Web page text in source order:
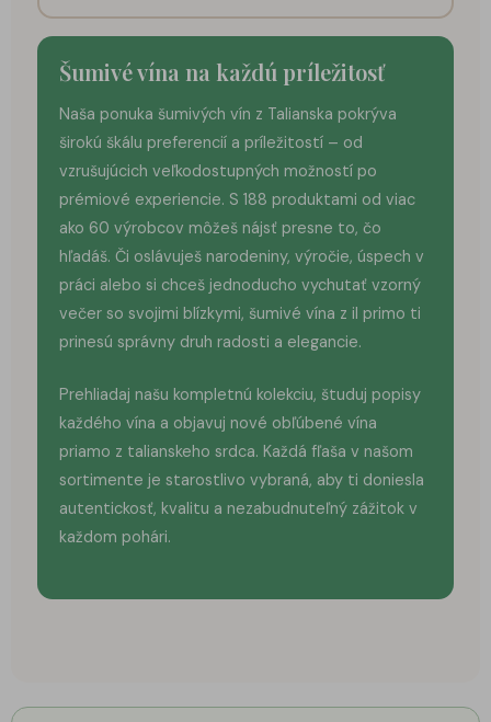
Šumivé vína na každú príležitosť
Naša ponuka šumivých vín z Talianska pokrýva
širokú škálu preferencií a príležitostí – od
vzrušujúcich veľkodostupných možností po
prémiové experiencie. S 188 produktami od viac
ako 60 výrobcov môžeš nájsť presne to, čo
hľadáš. Či oslávuješ narodeniny, výročie, úspech v
práci alebo si chceš jednoducho vychutať vzorný
večer so svojimi blízkymi, šumivé vína z il primo ti
prinesú správny druh radosti a elegancie.
Prehliadaj našu kompletnú kolekciu, študuj popisy
každého vína a objavuj nové obľúbené vína
priamo z talianskeho srdca. Každá fľaša v našom
sortimente je starostlivo vybraná, aby ti doniesla
autentickosť, kvalitu a nezabudnuteľný zážitok v
každom pohári.